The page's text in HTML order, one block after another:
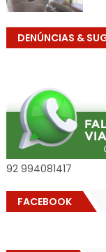
DENÚNCIAS &
92 994081417
FACEBOOK